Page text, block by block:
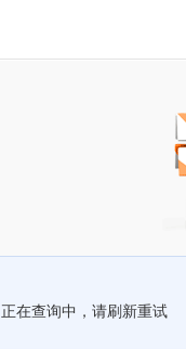
正在查询中，请刷新重试